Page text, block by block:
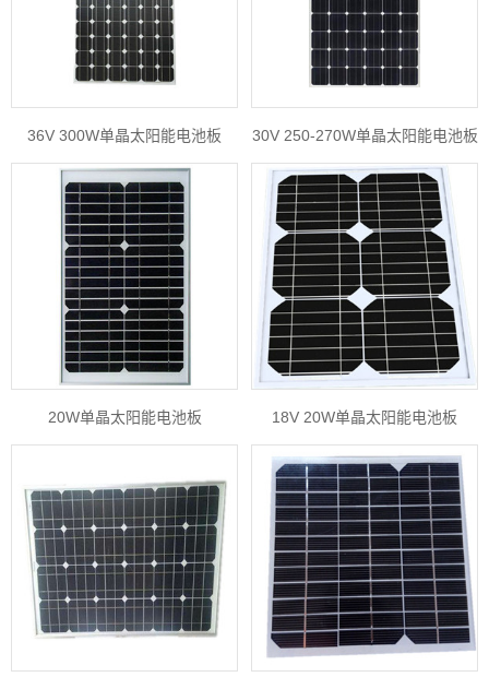
36V 300W单晶太阳能电池板 30V 250-270W单晶太阳能电池板
20W单晶太阳能电池板 18V 20W单晶太阳能电池板